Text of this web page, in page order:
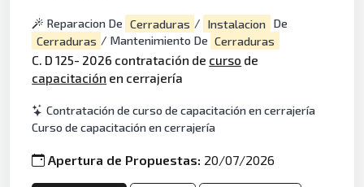
Reparacion De Cerraduras / Instalacion De
Cerraduras / Mantenimiento De Cerraduras
C. D 125- 2026 contratación de curso de
capacitación en cerrajería
Contratación de curso de capacitación en cerrajería
Curso de capacitación en cerrajería
Apertura de Propuestas: 20/07/2026